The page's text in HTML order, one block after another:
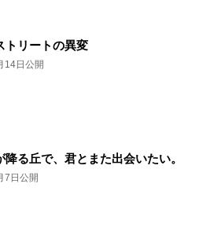
トリートの異変
14日公開
降る丘で、君とまた出会いたい。
7日公開